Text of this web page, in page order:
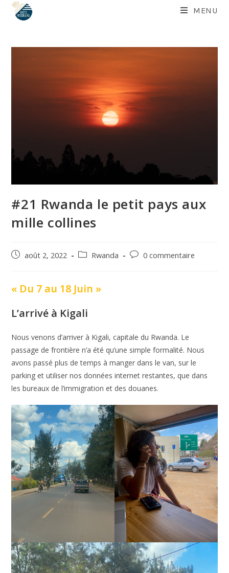
Skip
MENU
#21 Rwanda le petit pays aux
mille collines
Postaoût 2, 2022
PostRwanda
Post0 commentaire
« Du 7 au 18 Juin »
L’arrivé à Kigali
Nous venons d’arriver à Kigali, capitale du Rwanda. Le
passage de frontière n’a été qu’une simple formalité. Nous
avons passé plus de temps à manger dans le van, sur le
parking et utiliser nos données internet restantes, que dans
les bureaux de l’immigration et des douanes.